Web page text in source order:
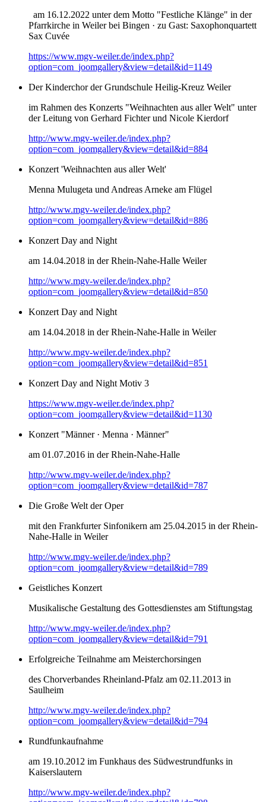
am 16.12.2022 unter dem Motto "Festliche Klänge" in der
Pfarrkirche in Weiler bei Bingen · zu Gast: Saxophonquartett
Sax Cuvée
https://www.mgv-weiler.de/index.php?
option=com_joomgallery&view=detail&id=1149
Der Kinderchor der Grundschule Heilig-Kreuz Weiler
im Rahmen des Konzerts "Weihnachten aus aller Welt" unter
der Leitung von Gerhard Fichter und Nicole Kierdorf
http://www.mgv-weiler.de/index.php?
option=com_joomgallery&view=detail&id=884
Konzert 'Weihnachten aus aller Welt'
Menna Mulugeta und Andreas Arneke am Flügel
http://www.mgv-weiler.de/index.php?
option=com_joomgallery&view=detail&id=886
Konzert Day and Night
am 14.04.2018 in der Rhein-Nahe-Halle Weiler
http://www.mgv-weiler.de/index.php?
option=com_joomgallery&view=detail&id=850
Konzert Day and Night
am 14.04.2018 in der Rhein-Nahe-Halle in Weiler
http://www.mgv-weiler.de/index.php?
option=com_joomgallery&view=detail&id=851
Konzert Day and Night Motiv 3
https://www.mgv-weiler.de/index.php?
option=com_joomgallery&view=detail&id=1130
Konzert "Männer · Menna · Männer"
am 01.07.2016 in der Rhein-Nahe-Halle
http://www.mgv-weiler.de/index.php?
option=com_joomgallery&view=detail&id=787
Die Große Welt der Oper
mit den Frankfurter Sinfonikern am 25.04.2015 in der Rhein-
Nahe-Halle in Weiler
http://www.mgv-weiler.de/index.php?
option=com_joomgallery&view=detail&id=789
Geistliches Konzert
Musikalische Gestaltung des Gottesdienstes am Stiftungstag
http://www.mgv-weiler.de/index.php?
option=com_joomgallery&view=detail&id=791
Erfolgreiche Teilnahme am Meisterchorsingen
des Chorverbandes Rheinland-Pfalz am 02.11.2013 in
Saulheim
http://www.mgv-weiler.de/index.php?
option=com_joomgallery&view=detail&id=794
Rundfunkaufnahme
am 19.10.2012 im Funkhaus des Südwestrundfunks in
Kaiserslautern
http://www.mgv-weiler.de/index.php?